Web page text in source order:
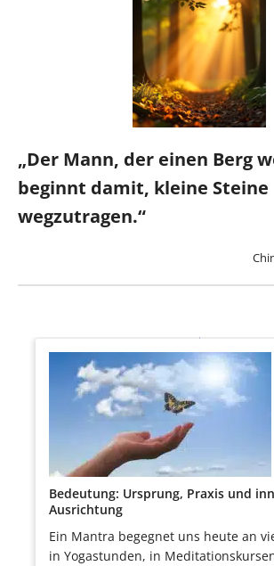
„Der Mann, der einen Berg
beginnt damit, kleine Steine
wegzutragen.“
Bedeutung: Ursprung, Praxis und
Ausrichtung
Ein Mantra begegnet uns heute an
in Yogastunden, in